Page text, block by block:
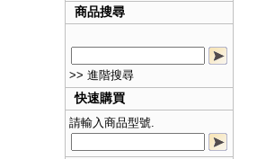
商品搜尋
>> 進階搜尋
快速購買
請輸入商品型號.